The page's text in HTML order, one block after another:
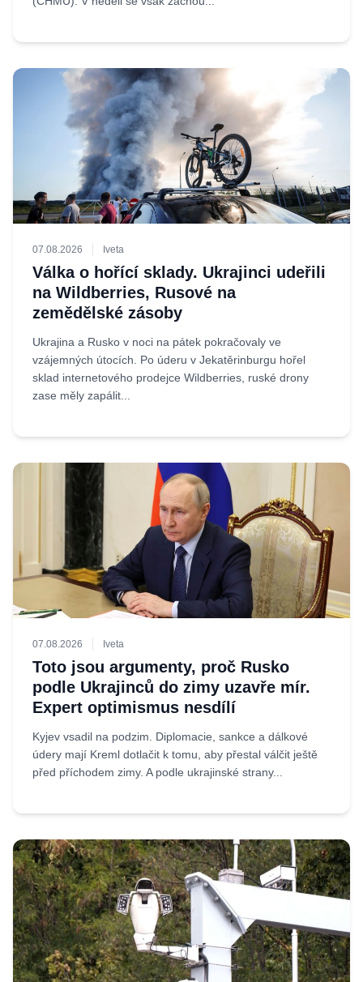
07.08.2026 Iveta
Válka o hořící sklady. Ukrajinci udeřili
na Wildberries, Rusové na
zemědělské zásoby
Ukrajina a Rusko v noci na pátek pokračovaly ve
vzájemných útocích. Po úderu v Jekatěrinburgu hořel
sklad internetového prodejce Wildberries, ruské drony
zase měly zapálit...
07.08.2026 Iveta
Toto jsou argumenty, proč Rusko
podle Ukrajinců do zimy uzavře mír.
Expert optimismus nesdílí
Kyjev vsadil na podzim. Diplomacie, sankce a dálkové
údery mají Kreml dotlačit k tomu, aby přestal válčit ještě
před příchodem zimy. A podle ukrajinské strany...